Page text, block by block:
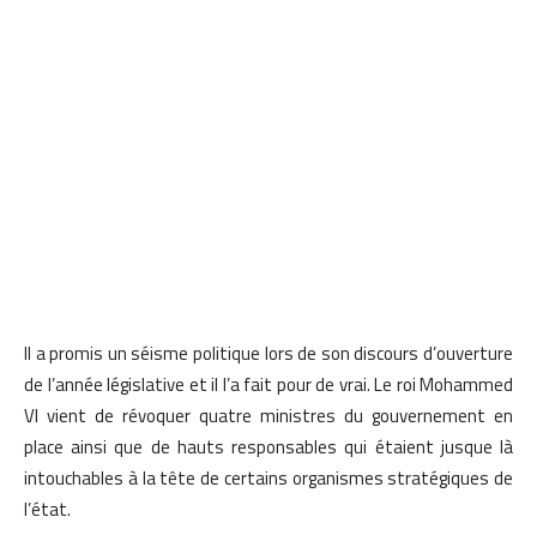
Il a promis un séisme politique lors de son discours d’ouverture
de l’année législative et il l’a fait pour de vrai. Le roi Mohammed
VI vient de révoquer quatre ministres du gouvernement en
place ainsi que de hauts responsables qui étaient jusque là
intouchables à la tête de certains organismes stratégiques de
l’état.